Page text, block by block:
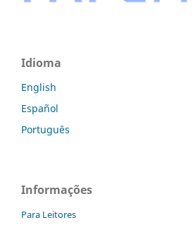
Idioma
English
Español
Português
Informações
Para Leitores